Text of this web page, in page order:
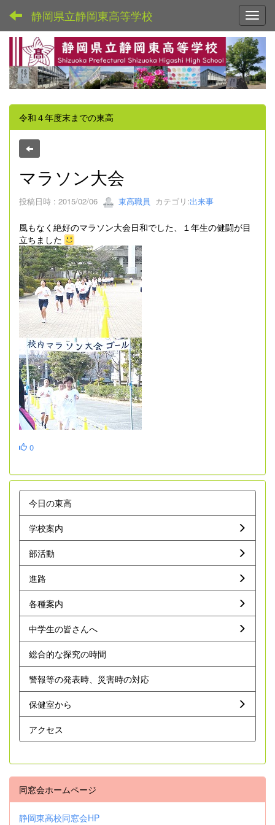
静岡県立静岡東高等学校
令和４年度末までの東高
マラソン大会
投稿日時 : 2015/02/06 東高職員 カテゴリ:出来事
風もなく絶好のマラソン大会日和でした、１年生の健闘が目
立ちました
0
今日の東高
学校案内
部活動
進路
各種案内
中学生の皆さんへ
総合的な探究の時間
警報等の発表時、災害時の対応
保健室から
アクセス
同窓会ホームページ
静岡東高校同窓会HP